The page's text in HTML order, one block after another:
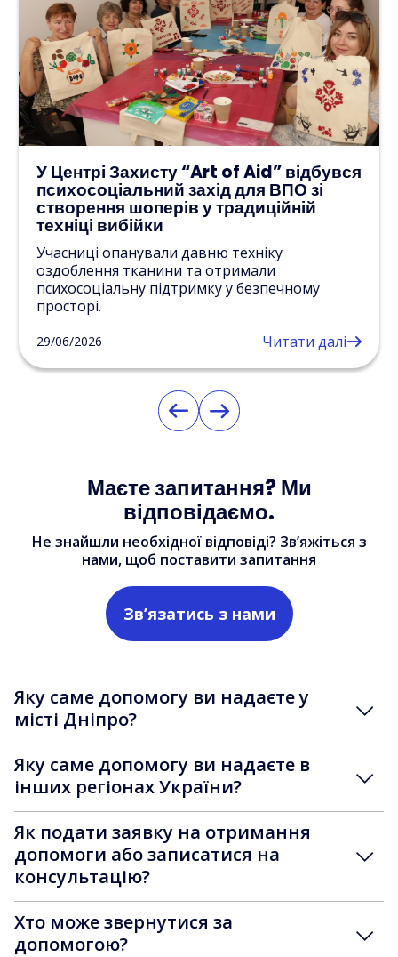
У Центрі Захисту “Art of Aid” відбувся
психосоціальний захід для ВПО зі
створення шоперів у традиційній
техніці вибійки
Учасниці опанували давню техніку
оздоблення тканини та отримали
психосоціальну підтримку у безпечному
просторі.
29/06/2026 Читати далі
Маєте запитання? Ми
відповідаємо.
Не знайшли необхідної відповіді? Зв’яжіться з
нами, щоб поставити запитання
Зв’язатись з нами
Яку саме допомогу ви надаєте у
місті Дніпро?
Яку саме допомогу ви надаєте в
інших регіонах України?
Як подати заявку на отримання
допомоги або записатися на
консультацію?
Хто може звернутися за
допомогою?